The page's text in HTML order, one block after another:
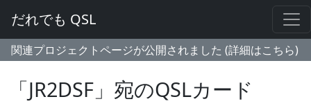
だれでも QSL
関連プロジェクトページが公開されました (詳細はこちら)
「JR2DSF」宛のQSLカード